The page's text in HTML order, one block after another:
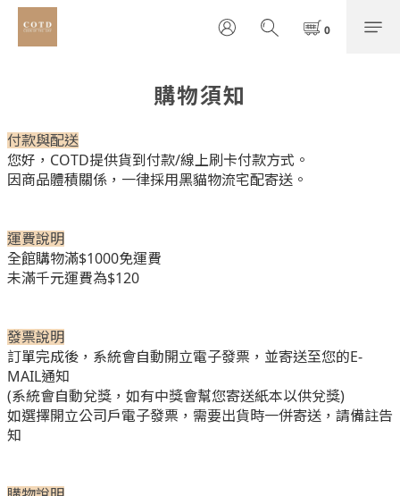
購物須知
付款與配送
您好，COTD提供貨到付款/線上刷卡付款方式。
因商品體積關係，一律採用黑貓物流宅配寄送。
運費說明
全館購物滿$1000免運費
未滿千元運費為$120
發票說明
訂單完成後，系統會自動開立電子發票，並寄送至您的E-
MAIL通知
(系統會自動兌獎，如有中獎會幫您寄送紙本以供兌獎)
如選擇開立公司戶電子發票，需要出貨時一併寄送，請備註告
知